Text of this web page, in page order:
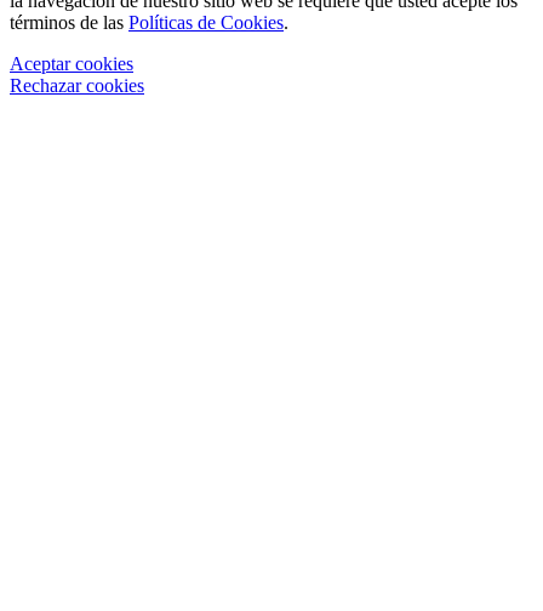
términos de las Políticas de Cookies.
Aceptar cookies
Rechazar cookies